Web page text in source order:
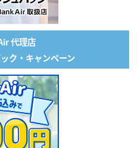
代理店
ク・キャンペーン